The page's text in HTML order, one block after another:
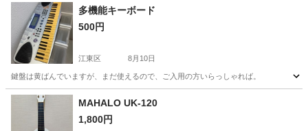
神奈川 藤沢市 その他
多機能キーボード
500円
江東区 8月10日
鍵盤は黄ばんでいますが、まだ使えるので、ご入用の方いらっしゃれば。
東京 江東区
MAHALO UK-120
1,800円